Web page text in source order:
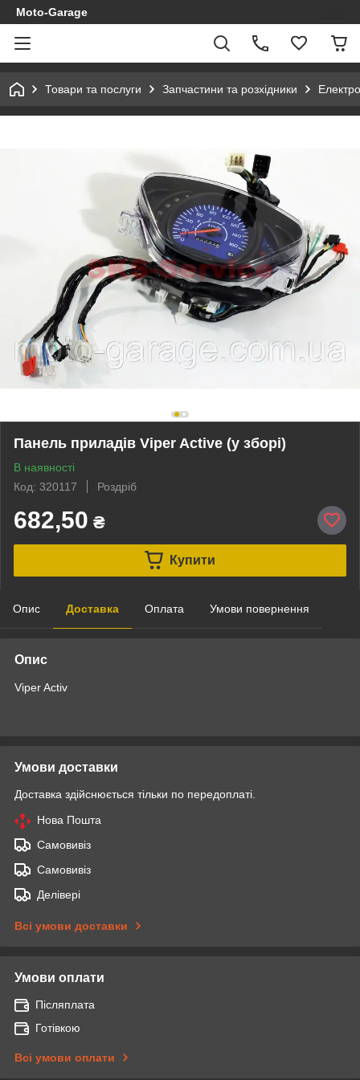
Moto-Garage
Товари та послуги Запчастини та розхідники
Панель приладів Viper Active (у зборі)
В наявності
Код: 320117
Роздріб
682,50 ₴
Купити
Опис Доставка Оплата Умови повернення
Опис
Viper Activ
Умови доставки
Доставка здійснюється тільки по передоплаті.
Нова Пошта
Самовивіз
Самовивіз
Делівері
Всі умови доставки
Умови оплати
Післяплата
Готівкою
Всі умови оплати